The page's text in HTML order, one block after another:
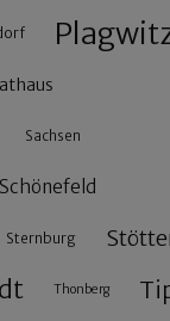
Sachsen
Schönefeld
Sternburg
Thonberg